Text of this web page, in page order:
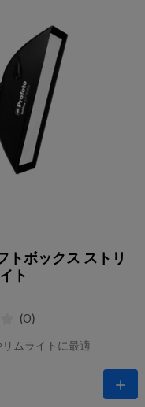
トボックス ストリ
ト
(0)
ムライトに最適